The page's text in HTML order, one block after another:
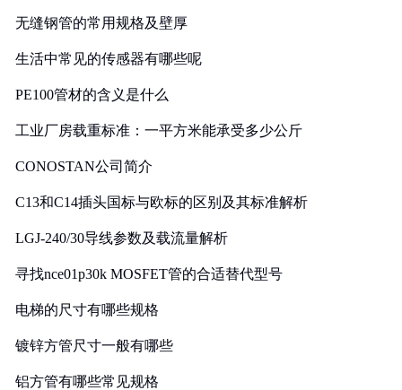
无缝钢管的常用规格及壁厚
生活中常见的传感器有哪些呢
PE100管材的含义是什么
工业厂房载重标准：一平方米能承受多少公斤
CONOSTAN公司简介
C13和C14插头国标与欧标的区别及其标准解析
LGJ-240/30导线参数及载流量解析
寻找nce01p30k MOSFET管的合适替代型号
电梯的尺寸有哪些规格
镀锌方管尺寸一般有哪些
铝方管有哪些常见规格